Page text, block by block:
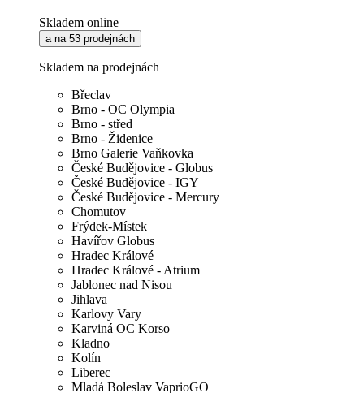
Skladem online
a na 53 prodejnách
Skladem na prodejnách
Břeclav
Brno - OC Olympia
Brno - střed
Brno - Židenice
Brno Galerie Vaňkovka
České Budějovice - Globus
České Budějovice - IGY
České Budějovice - Mercury
Chomutov
Frýdek-Místek
Havířov Globus
Hradec Králové
Hradec Králové - Atrium
Jablonec nad Nisou
Jihlava
Karlovy Vary
Karviná OC Korso
Kladno
Kolín
Liberec
Mladá Boleslav VaprioGO